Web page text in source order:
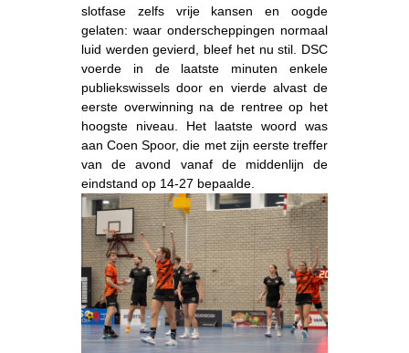
slotfase zelfs vrije kansen en oogde
gelaten: waar onderscheppingen normaal
luid werden gevierd, bleef het nu stil. DSC
voerde in de laatste minuten enkele
publiekswissels door en vierde alvast de
eerste overwinning na de rentree op het
hoogste niveau. Het laatste woord was
aan Coen Spoor, die met zijn eerste treffer
van de avond vanaf de middenlijn de
eindstand op 14-27 bepaalde.